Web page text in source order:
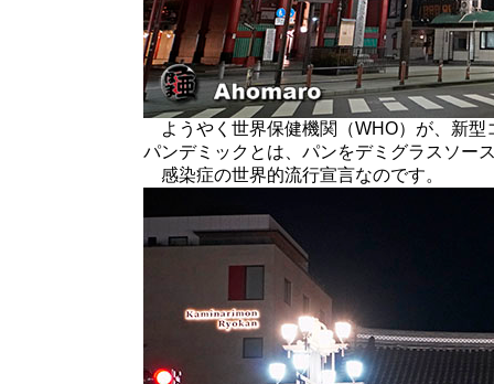
ようやく世界保健機関（WHO）が、新型
パンデミックとは、パンをデミグラスソー
感染症の世界的流行宣言なのです。